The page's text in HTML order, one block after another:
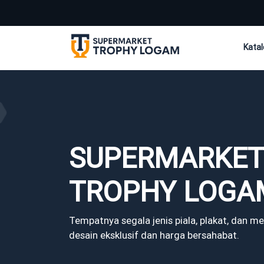
Plakat
Plastik
SUPERMARKET
TROPHY
Tempatnya segala jenis piala, plakat, dan
desain eksklusif dan harga bersahabat.